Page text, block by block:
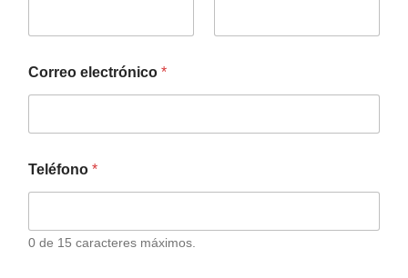
Correo electrónico *
Teléfono *
0 de 15 caracteres máximos.